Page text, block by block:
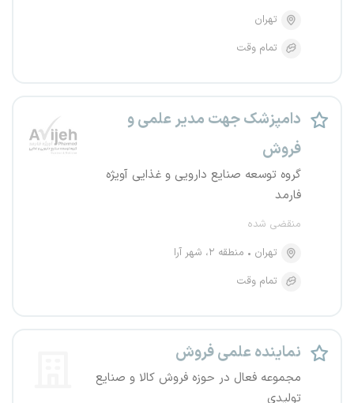
تهران
تمام وقت
دامپزشک جهت مدیر علمی و
فروش
گروه توسعه صنایع دارویی و غذایی آویژه
فارمد
منقضی شده
تهران
منطقه ۲، شهر آرا
تمام وقت
نماینده علمی فروش
مجموعه فعال در حوزه فروش کالا و صنایع
تولیدی